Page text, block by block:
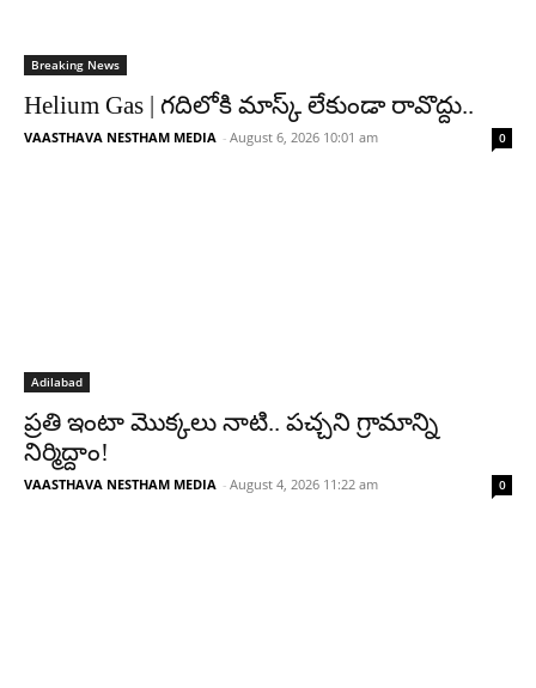
Breaking News
Helium Gas | గదిలోకి మాస్క్ లేకుండా రావొద్దు..
VAASTHAVA NESTHAM MEDIA - August 6, 2026 10:01 am 0
Adilabad
ప్రతి ఇంటా మొక్కలు నాటి.. పచ్చని గ్రామాన్ని
నిర్మిద్దాం!
VAASTHAVA NESTHAM MEDIA - August 4, 2026 11:22 am 0